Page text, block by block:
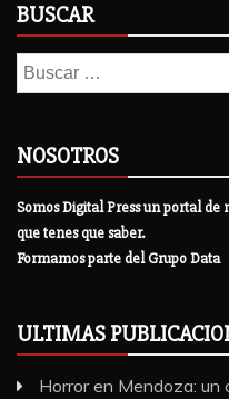
BUSCAR
Buscar:
NOSOTROS
Somos Digital Press un portal
que tenes que saber.
Formamos parte del Grupo Data
ULTIMAS
Horror en Mendoza: un